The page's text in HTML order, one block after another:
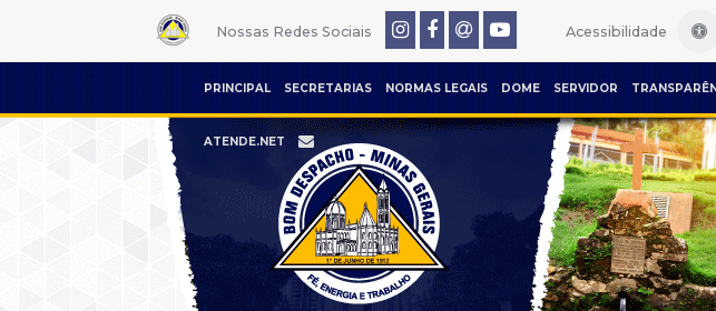
Nossas Redes Sociais Acessibilidade
PRINCIPAL SECRETARIAS NORMAS LEGAIS DOME SERVIDOR
ATENDE.NET